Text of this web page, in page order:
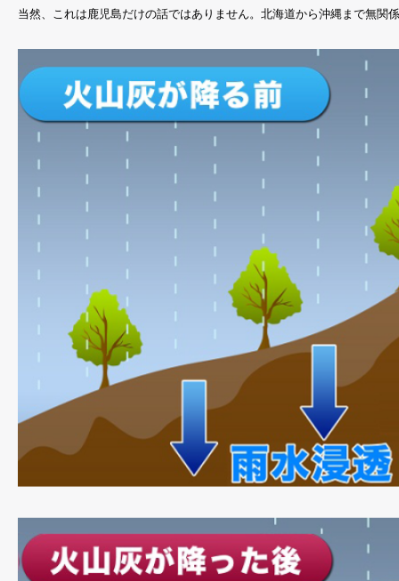
当然、これは鹿児島だけの話ではありません。北海道から沖縄まで無関